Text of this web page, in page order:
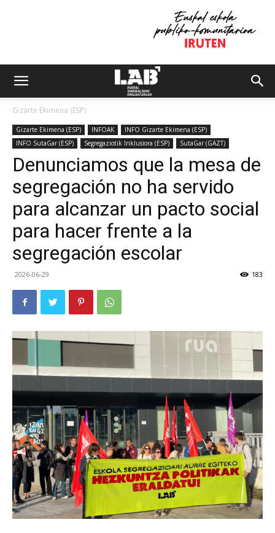
Gizarte Ekimena (ESP)
Gizarte Ekimena (ESP) INFOAK
INFO Gizarte Ekimena (ESP)
INFO SutaGar (ESP)
Segregaziotik Inklusiora (ESP) SutaGar (GAZT)
Denunciamos que la mesa de
segregación no ha servido
para alcanzar un pacto social
para hacer frente a la
segregación escolar
2026-06-29 183